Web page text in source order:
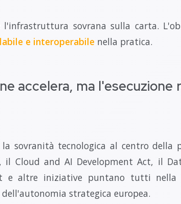
sovrana sulla carta.
e interoperabile nella pratica.
accelera, ma l'esecuzione
sovranità tecnologica al centro della
il Cloud and AI Development Act, il
e altre iniziative puntano tutti nella
strategica europea.